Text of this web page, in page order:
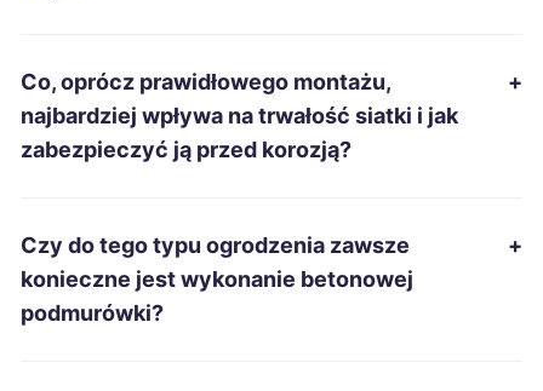
Siemianowice Śląskie 57 zł
Inowrocław
Jarosław
Co, oprócz prawidłowego montażu,
najbardziej wpływa na trwałość siatki i jak
zabezpieczyć ją przed korozją?
+
Czy do tego typu ogrodzenia zawsze
konieczne jest wykonanie betonowej
podmurówki?
+